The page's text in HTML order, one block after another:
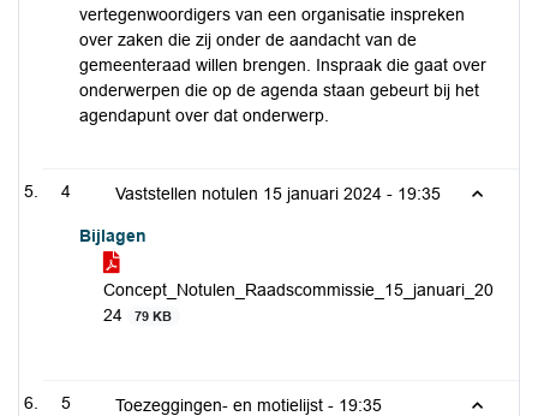
vertegenwoordigers van een organisatie inspreken
over zaken die zij onder de aandacht van de
gemeenteraad willen brengen. Inspraak die gaat over
onderwerpen die op de agenda staan gebeurt bij het
agendapunt over dat onderwerp.
4 Vaststellen notulen 15 januari 2024 - 19:35
Bijlagen
Concept_Notulen_Raadscommissie_15_januari_20
24
79 KB
5 Toezeggingen- en motielijst - 19:35